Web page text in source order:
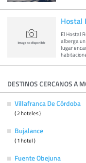
Hostal
El Hostal
alberga
lugar
DESTINOS CERCANOS A
Villafranca De Córdoba
( 2 hoteles )
Bujalance
( 1 hotel )
Fuente Obejuna